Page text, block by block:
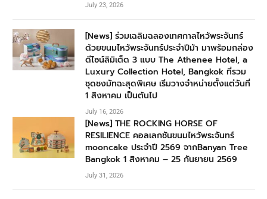
July 23, 2026
[News] ร่วมเฉลิมฉลองเทศกาลไหว้พระจันทร์
ด้วยขนมไหว้พระจันทร์ประจำปีม้า มาพร้อมกล่อง
ดีไซน์ลิมิเต็ด 3 แบบ The Athenee Hotel, a
Luxury Collection Hotel, Bangkok ที่รวม
ชุดชงมัทฉะสุดพิเศษ เริ่มวางจำหน่ายตั้งแต่วันที่
1 สิงหาคม เป็นต้นไป
July 16, 2026
[News] THE ROCKING HORSE OF
RESILIENCE คอลเลกชันขนมไหว้พระจันทร์
mooncake ประจำปี 2569 จากBanyan Tree
Bangkok 1 สิงหาคม – 25 กันยายน 2569
July 31, 2026